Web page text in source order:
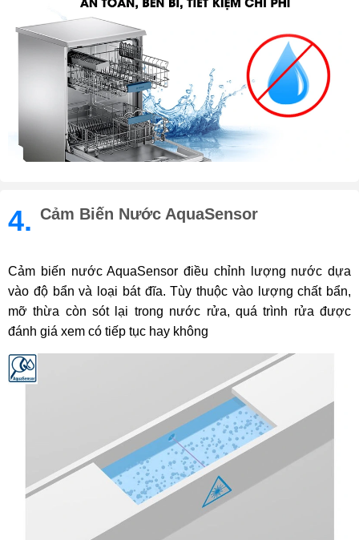
4. Cảm Biến Nước AquaSensor
Cảm biến nước AquaSensor điều chỉnh lượng nước dựa
vào độ bẩn và loại bát đĩa. Tùy thuộc vào lượng chất bẩn,
mỡ thừa còn sót lại trong nước rửa, quá trình rửa được
đánh giá xem có tiếp tục hay không